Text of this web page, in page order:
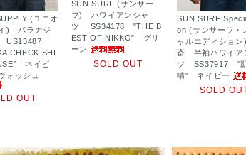
(ユニオ
) パラカジ
US13487
CHECK SHI
ネイビ
ォッシュ
OUT
SUN SURF (サンサー
フ) ハワイアンシャ
ツ SS34178 "THE B
EST OF NIKKO" グリ
ーン
SOLD OUT
SUN SURF
on (サンサーフ・
ャルエディション
斎 半袖ハワイア
ツ SS37917 "
晴" ネイビー
SOLD